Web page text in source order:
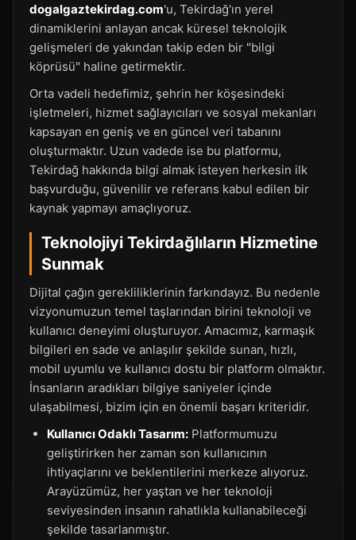
dogalgaztekirdag.com'u, Tekirdağ'ın yerel
dinamiklerini anlayan ancak küresel teknolojik
gelişmeleri de yakından takip eden bir "bilgi
köprüsü" haline getirmektir.
Orta vadeli hedefimiz, şehrin her köşesindeki
işletmeleri, hizmet sağlayıcıları ve sosyal mekanları
kapsayan en geniş ve en güncel veri tabanını
oluşturmaktır. Uzun vadede ise bu platformu,
Tekirdağ hakkında bilgi almak isteyen herkesin ilk
başvurduğu, güvenilir ve referans kabul edilen bir
kaynak yapmayı amaçlıyoruz.
Teknolojiyi Tekirdağlıların Hizmetine
Sunmak
Dijital çağın gerekliliklerinin farkındayız. Bu nedenle
vizyonumuzun temel taşlarından birini teknoloji ve
kullanıcı deneyimi oluşturuyor. Amacımız, karmaşık
bilgileri en sade ve anlaşılır şekilde sunan, hızlı,
mobil uyumlu ve kullanıcı dostu bir platform olmaktır.
İnsanların aradıkları bilgiye saniyeler içinde
ulaşabilmesi, bizim için en önemli başarı kriteridir.
Kullanıcı Odaklı Tasarım: Platformumuzu
geliştirirken her zaman son kullanıcının
ihtiyaçlarını ve beklentilerini merkeze alıyoruz.
Arayüzümüz, her yaştan ve her teknoloji
seviyesinden insanın rahatlıkla kullanabileceği
şekilde tasarlanmıştır.